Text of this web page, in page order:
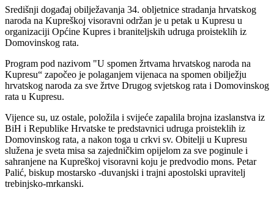
Središnji događaj obilježavanja 34. obljetnice stradanja hrvatskog
naroda na Kupreškoj visoravni održan je u petak u Kupresu u
organizaciji Općine Kupres i braniteljskih udruga proisteklih iz
Domovinskog rata.
Program pod nazivom "U spomen žrtvama hrvatskog naroda na
Kupresu“ započeo je polaganjem vijenaca na spomen obilježju
hrvatskog naroda za sve žrtve Drugog svjetskog rata i Domovinskog
rata u Kupresu.
Vijence su, uz ostale, položila i svijeće zapalila brojna izaslanstva iz
BiH i Republike Hrvatske te predstavnici udruga proisteklih iz
Domovinskog rata, a nakon toga u crkvi sv. Obitelji u Kupresu
služena je sveta misa sa zajedničkim opijelom za sve poginule i
sahranjene na Kupreškoj visoravni koju je predvodio mons. Petar
Palić, biskup mostarsko -duvanjski i trajni apostolski upravitelj
trebinjsko-mrkanski.